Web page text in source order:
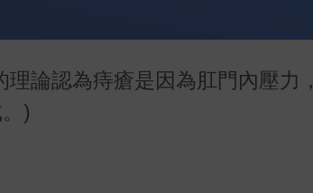
論認為痔瘡是因為肛門內壓力，
)